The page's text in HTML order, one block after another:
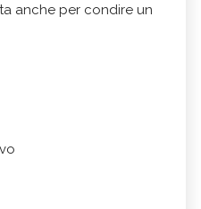
anche per condire un